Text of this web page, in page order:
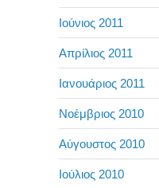
Ιούνιος 2011
Απρίλιος 2011
Ιανουάριος 2011
Νοέμβριος 2010
Αύγουστος 2010
Ιούλιος 2010